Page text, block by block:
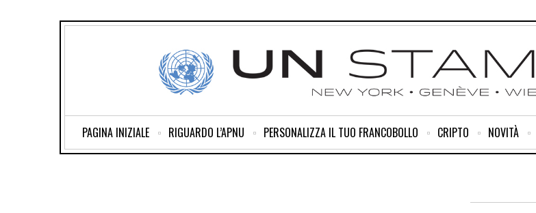
PAGINA INIZIALE RIGUARDO L’APNU PERSONALIZZA IL TUO FRANCOBOLLO CRIPTO NOVITÀ